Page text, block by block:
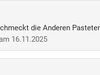
die Anderen
16.11.2025